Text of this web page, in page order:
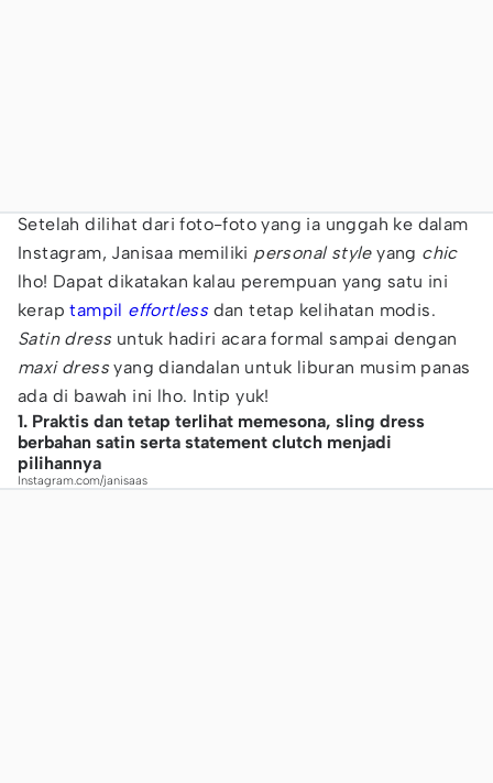
Setelah dilihat dari foto-foto yang ia unggah ke dalam
Instagram, Janisaa memiliki personal styleyang chic
lho! Dapat dikatakan kalau perempuan yang satu ini
keraptampil effortless dan tetap kelihatan modis.
Satin dress untuk hadiri acara formal sampai dengan
maxi dressyang diandalan untuk liburan musim panas
ada di bawah ini lho. Intip yuk!
1. Praktis dan tetap terlihat memesona, sling dress
berbahan satin serta statement clutch menjadi
pilihannya
Instagram.com/janisaas